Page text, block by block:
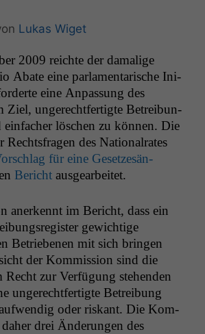
Lukas Wiget
2009 reichte der dama­lige
Abate eine par­la­men­tarische Ini­
eine Anpas­sung des
Ziel, ungerecht­fer­tigte Betrei­bun­
ein­fach­er löschen zu kön­nen. Die
des Nation­al­rates
für eine Geset­zesän­
Bericht ausgearbeitet.
anerken­nt im Bericht, dass ein
gewichtige
Betriebe­nen mit sich brin­gen
der Kom­mis­sion sind die
Recht zur Ver­fü­gung ste­hen­den
ungerecht­fer­tigte Betrei­bung
oder riskant. Die Kom­
drei Änderun­gen des